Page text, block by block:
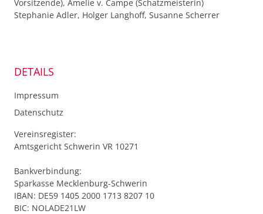
Vorsitzende), Amelie v. Campe (Schatzmeisterin)
Stephanie Adler, Holger Langhoff, Susanne Scherrer
DETAILS
Impressum
Datenschutz
Vereinsregister:
Amtsgericht Schwerin VR 10271
Bankverbindung:
Sparkasse Mecklenburg-Schwerin
IBAN: DE59 1405 2000 1713 8207 10
BIC: NOLADE21LW